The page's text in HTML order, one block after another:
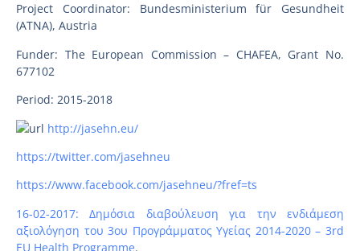
Project Coordinator: Bundesministerium für Gesundheit
(ATNA), Austria
Funder: The European Commission – CHAFEA, Grant No.
677102
Period: 2015-2018
http://jasehn.eu/
https://twitter.com/jasehneu
https://www.facebook.com/jasehneu/?fref=ts
16-02-2017: Δημόσια διαβούλευση για την ενδιάμεση
αξιολόγηση του 3ου Προγράμματος Υγείας 2014-2020 – 3rd
EU Health Programme.